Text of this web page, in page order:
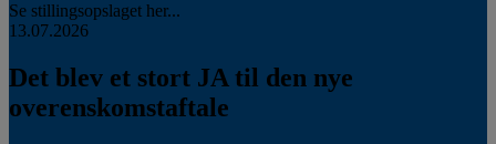
Se stillingsopslaget her...
13.07.2026
Det blev et stort JA til den nye
overenskomstaftale